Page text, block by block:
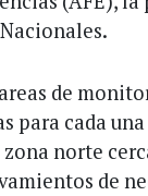
de
para cada una
norte
de